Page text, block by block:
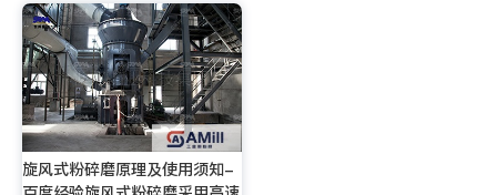
旋风式粉碎磨原理及使用须知-